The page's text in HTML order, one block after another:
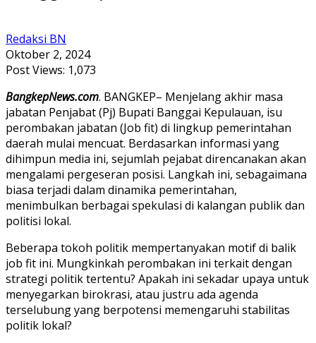
Redaksi BN
Oktober 2, 2024
Post Views: 1,073
BangkepNews.com. BANGKEP– Menjelang akhir masa
jabatan Penjabat (Pj) Bupati Banggai Kepulauan, isu
perombakan jabatan (Job fit) di lingkup pemerintahan
daerah mulai mencuat. Berdasarkan informasi yang
dihimpun media ini, sejumlah pejabat direncanakan akan
mengalami pergeseran posisi. Langkah ini, sebagaimana
biasa terjadi dalam dinamika pemerintahan,
menimbulkan berbagai spekulasi di kalangan publik dan
politisi lokal.
Beberapa tokoh politik mempertanyakan motif di balik
job fit ini. Mungkinkah perombakan ini terkait dengan
strategi politik tertentu? Apakah ini sekadar upaya untuk
menyegarkan birokrasi, atau justru ada agenda
terselubung yang berpotensi memengaruhi stabilitas
politik lokal?